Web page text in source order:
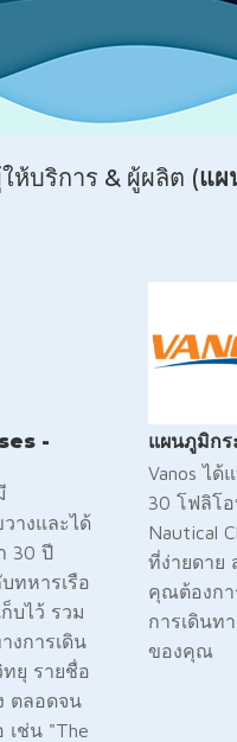
ห้บริการ & ผู้ผลิต (แผ
-
างและได้
30 ปี
ทหารเรือ
บไว้ รวม
งการเดิน
ยุ รายชื่อ
ตลอดจน
เช่น "The
แผนภูมิก
Vanos ได้
30 โฟลิโ
Nautical
ที่ง่ายดาย
คุณต้องกา
การเดินท
ของคุณ